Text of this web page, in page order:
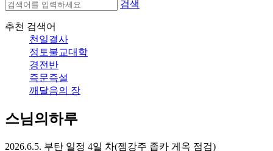
검색
추천 검색어
천일결사
정토불교대학
경전반
즉문즉설
깨달음의 장
스님의하루
2026.6.5. 부탄 일정 4일 차(젬강주 좁카 게옥 점검)